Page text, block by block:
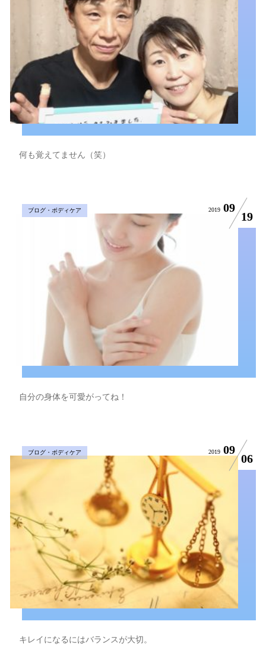
何も覚えてません（笑）
ブログ・ボディケア 2019 09
19
自分の身体を可愛がってね！
ブログ・ボディケア 2019 09
06
キレイになるにはバランスが大切。